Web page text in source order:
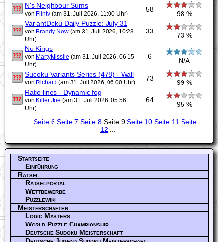
N's Neighbour Sums
von Flinty (am 31. Juli 2026, 11:00 Uhr)
58
98 %
VariantDoku Daily Puzzle: July 31
von Brandy New (am 31. Juli 2026, 10:23
Uhr)
33
73 %
No Kings
von MartyMissile (am 31. Juli 2026, 06:15
Uhr)
6
N/A
Sudoku Variants Series (478) - Wall
von Richard (am 31. Juli 2026, 06:00 Uhr)
73
99 %
Ratio lines - Dynamic fog
von Killer Joe (am 31. Juli 2026, 05:56
Uhr)
64
95 %
... Seite 6 Seite 7 Seite 8Seite 9 Seite 10 Seite 11 Seite
12 ...
Startseite
Einführung
Rätsel
Rätselportal
Wettbewerbe
Puzzlewiki
Meisterschaften
Logic Masters
World Puzzle Championship
Deutsche Sudoku Meisterschaft